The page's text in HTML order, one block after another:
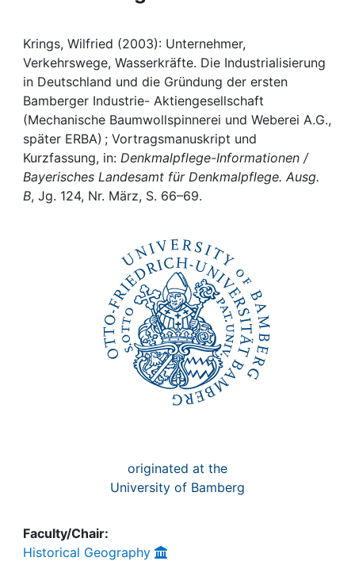
Krings, Wilfried (2003): Unternehmer,
Verkehrswege, Wasserkräfte. Die Industrialisierung
in Deutschland und die Gründung der ersten
Bamberger Industrie- Aktiengesellschaft
(Mechanische Baumwollspinnerei und Weberei A.G.,
später ERBA) ; Vortragsmanuskript und
Kurzfassung, in: Denkmalpflege-Informationen /
Bayerisches Landesamt für Denkmalpflege. Ausg.
B, Jg. 124, Nr. März, S. 66–69.
originated at the
University of Bamberg
Faculty/Chair:
Historical Geography